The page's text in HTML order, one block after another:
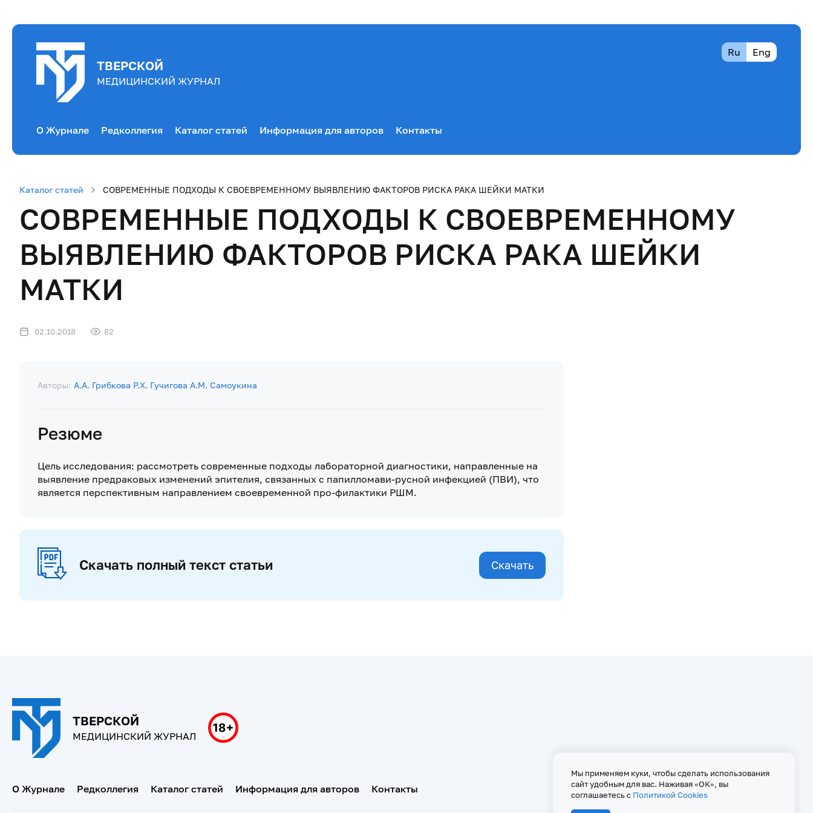
ТВЕРСКОЙ
МЕДИЦИНСКИЙ ЖУРНАЛ
Ru Eng
О Журнале Редколлегия Каталог статей Информация для авторов Контакты
Каталог статей СОВРЕМЕННЫЕ ПОДХОДЫ К СВОЕВРЕМЕННОМУ ВЫЯВЛЕНИЮ ФАКТОРОВ РИСКА РАКА ШЕЙКИ МАТКИ
СОВРЕМЕННЫЕ ПОДХОДЫ К СВОЕВРЕМЕННОМУ
ВЫЯВЛЕНИЮ ФАКТОРОВ РИСКА РАКА ШЕЙКИ
МАТКИ
02.10.2018 82
Авторы: А.А. Грибкова Р.Х. Гучигова А.М. Самоукина
Резюме
Цель исследования: рассмотреть современные подходы лабораторной диагностики, направленные на
выявление предраковых изменений эпителия, связанных с папилломави-русной инфекцией (ПВИ), что
является перспективным направлением своевременной про-филактики РШМ.
Скачать полный текст статьи Скачать
ТВЕРСКОЙ
МЕДИЦИНСКИЙ ЖУРНАЛ
О Журнале Редколлегия Каталог статей Информация для авторов Контакты
Мы применяем куки, чтобы сделать использования
сайт удобным для вас. Наживая «ОК», вы
соглашаетесь с Политикой Cookies